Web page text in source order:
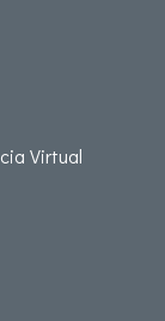
Virtual